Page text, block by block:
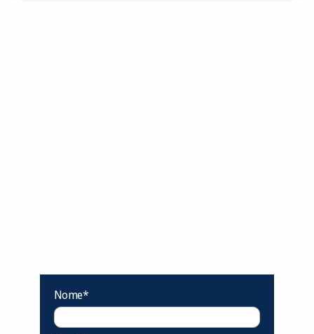
Nome*